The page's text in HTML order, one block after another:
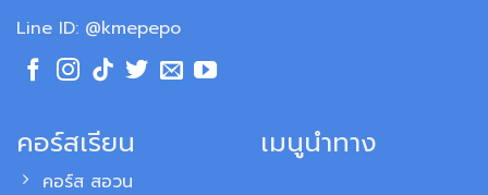
Line ID: @kmepepo
คอร์สเรียน
คอร์ส สอวน
เมนูนำทาง